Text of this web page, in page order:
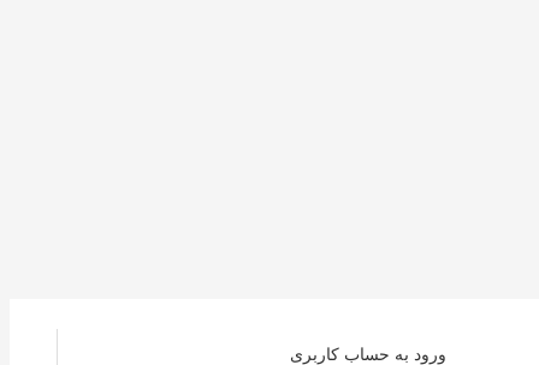
ورود به حساب کاربری